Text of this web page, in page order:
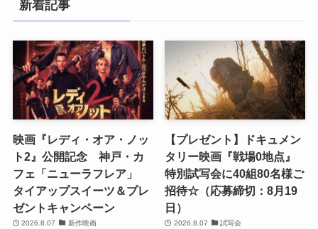
新着記事
映画『レディ・オア・ノッ
ト2』公開記念 神戸・カ
フェ「ニューラフレア」
タイアップスイーツ＆プレ
ゼントキャンペーン
2026.8.07 新作映画
【プレゼント】ドキュメン
タリー映画『戦場0地点』
特別試写会に40組80名様ご
招待☆（応募締切：8月19
日）
2026.8.07 試写会